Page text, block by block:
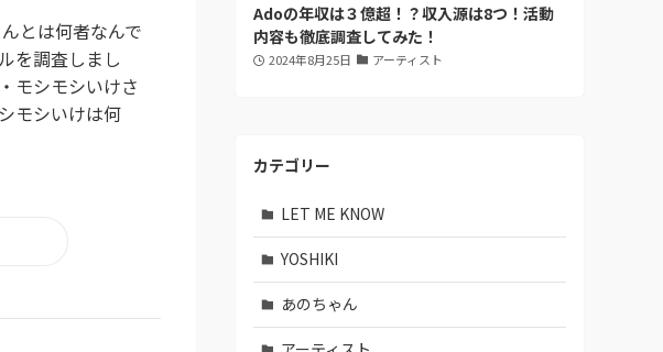
とは何者なんで
を調査しまし
モシモシいけさ
モシいけは何
Adoの年収は３億超！？収入源は8つ！活動
内容も徹底調査してみた！
2024年8月25日 アーティスト
カテゴリー
LET ME KNOW
YOSHIKI
あのちゃん